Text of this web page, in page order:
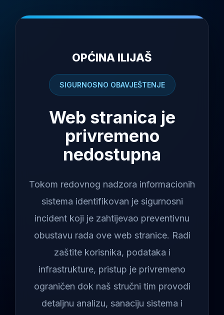
OPĆINA ILIJAŠ
SIGURNOSNO OBAVJEŠTENJE
Web stranica je
privremeno
nedostupna
Tokom redovnog nadzora informacionih
sistema identifikovan je sigurnosni
incident koji je zahtijevao preventivnu
obustavu rada ove web stranice. Radi
zaštite korisnika, podataka i
infrastrukture, pristup je privremeno
ograničen dok naš stručni tim provodi
detaljnu analizu, sanaciju sistema i